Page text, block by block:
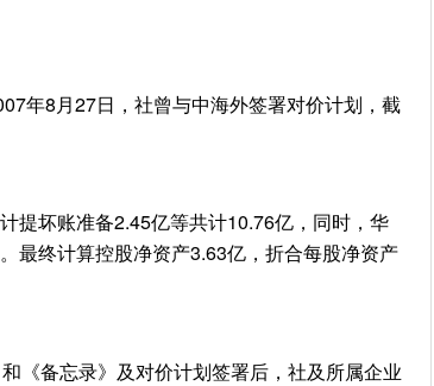
年8月27日，社曾与中海外签署对价计划，截
坏账准备2.45亿等共计10.76亿，同时，华
最终计算控股净资产3.63亿，折合每股净资产
备忘录》及对价计划签署后，社及所属企业